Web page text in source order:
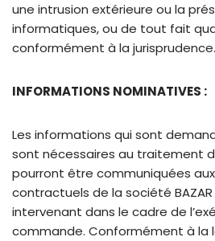
une intrusion extérieure ou la
informatiques, ou de tout fait
conformément à la jurisprudence.
INFORMATIONS NOMINATIVES :
Les informations qui sont
sont nécessaires au traitement
pourront être communiquées
contractuels de la société BAZAR
intervenant dans le cadre de
commande. Conformément à la